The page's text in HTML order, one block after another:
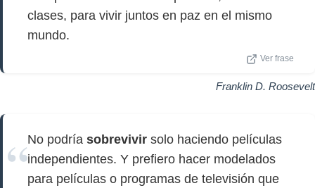
clases, para vivir juntos en paz en el mismo
mundo.
Ver frase
Franklin D. Roosevelt
No podría sobrevivir solo haciendo películas
independientes. Y prefiero hacer modelados
para películas o programas de televisión que